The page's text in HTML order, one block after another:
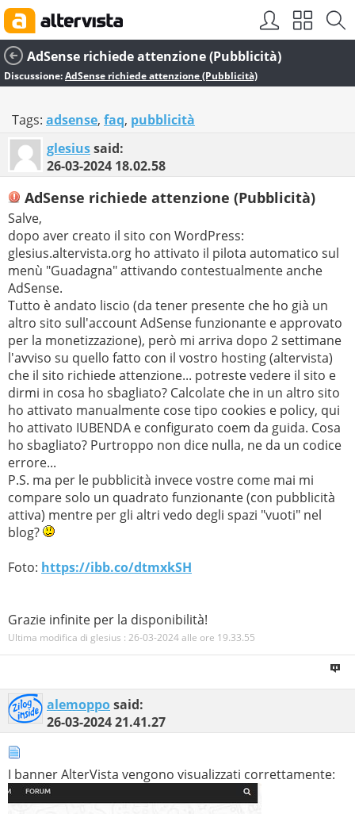
AdSense richiede attenzione (Pubblicità)
Discussione:AdSense richiede attenzione (Pubblicità)
Tags: adsense, faq, pubblicità
glesiussaid:
26-03-2024 18.02.58
AdSense richiede attenzione (Pubblicità)
Salve,
dopo aver creato il sito con WordPress:
glesius.altervista.org ho attivato il pilota automatico sul
menù "Guadagna" attivando contestualmente anche
AdSense.
Tutto è andato liscio (da tener presente che ho già un
altro sito sull'account AdSense funzionante e approvato
per la monetizzazione), però mi arriva dopo 2 settimane
l'avviso su quello fatto con il vostro hosting (altervista)
che il sito richiede attenzione... potreste vedere il sito e
dirmi in cosa ho sbagliato? Calcolate che in un altro sito
ho attivato manualmente cose tipo cookies e policy, qui
ho attivato IUBENDA e configurato coem da guida. Cosa
ho sbagliato? Purtroppo non dice nulla, ne da un codice
errore...
P.S. ma per le pubblicità invece vostre come mai mi
compare solo un quadrato funzionante (con pubblicità
attiva) mentre per gli altri vedo degli spazi "vuoti" nel
blog?
Foto: https://ibb.co/dtmxkSH
Grazie infinite per la disponibilità!
Ultima modifica di glesius : 26-03-2024 alle ore 19.33.55
alemopposaid:
26-03-202421.41.27
I banner AlterVista vengono visualizzati correttamente: